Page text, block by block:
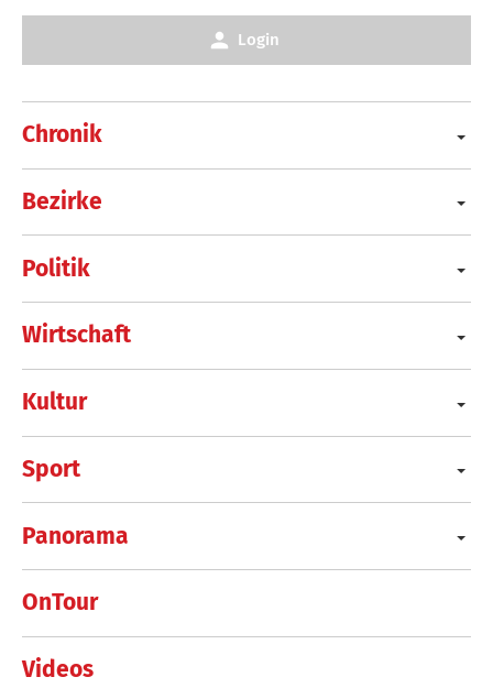
Chronik
Bezirke
Politik
Wirtschaft
Kultur
Sport
Panorama
OnTour
Videos
Login